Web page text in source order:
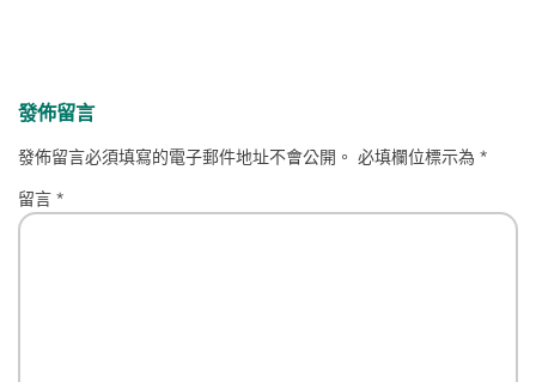
發佈留言
發佈留言必須填寫的電子郵件地址不會公開。 必填欄位標示為*
留言*